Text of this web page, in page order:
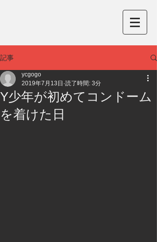
記事
Y少年が初めてコンドーム
を着けた日
ycgogo
2019年7月13日 読了時間: 3分